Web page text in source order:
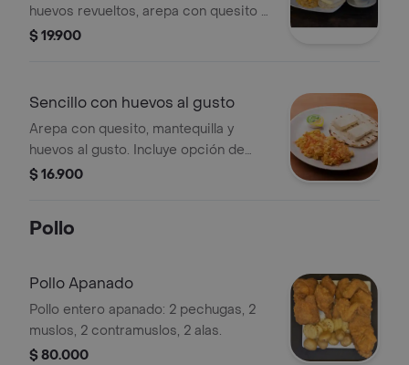
huevos revueltos, arepa con quesito y
bebida a elegir.
$ 19.900
Sencillo con huevos al gusto
Arepa con quesito, mantequilla y
huevos al gusto. Incluye opción de
bebida.
$ 16.900
Pollo
Pollo Apanado
Pollo entero apanado: 2 pechugas, 2
muslos, 2 contramuslos, 2 alas.
$ 80.000